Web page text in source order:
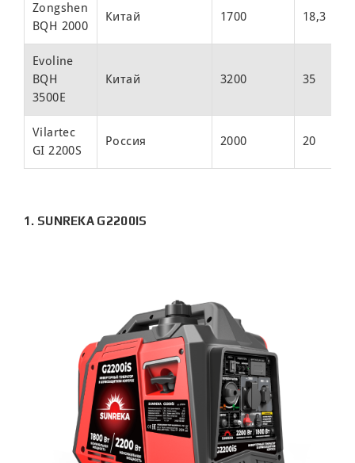
Zongshen
BQH 2000
Китай 1700 18,3
Evoline
BQH
3500E
Китай 3200 35
Vilartec
GI 2200S
Россия 2000 20
1. SUNREKA G2200IS